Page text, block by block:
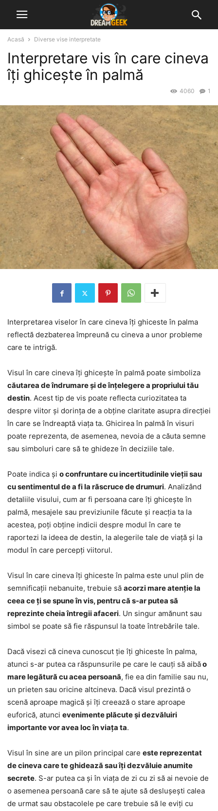
Acasă Diverse vise interpretate
Interpretare vis în care cineva
îți ghicește în palmă
1
4060
Interpretarea viselor în care cineva îți ghiceste în palma
reflectă dezbaterea împreună cu cineva a unor probleme
care te intrigă.
Visul în care cineva îți ghicește în palmă poate simboliza
căutarea de îndrumare și de înțelegere a propriului tău
destin. Acest tip de vis poate reflecta curiozitatea ta
despre viitor și dorința de a obține claritate asupra direcției
în care se îndreaptă viața ta. Ghicirea în palmă în visuri
poate reprezenta, de asemenea, nevoia de a căuta semne
sau simboluri care să te ghideze în deciziile tale.
Poate indica și o confruntare cu incertitudinile vieții sau
cu sentimentul de a fi la răscruce de drumuri. Analizând
detaliile visului, cum ar fi persoana care îți ghicește în
palmă, mesajele sau previziunile făcute și reacția ta la
acestea, poți obține indicii despre modul în care te
raportezi la ideea de destin, la alegerile tale de viață și la
modul în care percepți viitorul.
Visul în care cineva îți ghiceste în palma este unul plin de
semnificații nebanuite, trebuie să acorzi mare atenție la
ceea ce ți se spune în vis, pentru că s-ar putea să
reprezinte cheia întregii afaceri. Un singur amănunt sau
simbol se poate să fie răspunsul la toate întrebările tale.
Dacă visezi că cineva cunoscut ție îți ghiceste în palma,
atunci s-ar putea ca răspunsurile pe care le cauți să aibăo
mare legătură cu acea persoană, fie ea din familie sau nu,
un prieten sau oricine altcineva. Dacă visul prezintă o
scenă aproape magică și îți creează o stare aproape
euforică, atunci evenimente plăcute și dezvăluiri
importante vor avea loc în viața ta.
Visul în sine are un pilon principal care este reprezentat
de cineva care te ghidează sau îți dezvăluie anumite
secrete. S-ar putea ca și în viața de zi cu zi să ai nevoie de
o asemenea persoană care să te ajute să deslușești calea
de urmat sau obstacolele pe care trebuie să le eviți cu